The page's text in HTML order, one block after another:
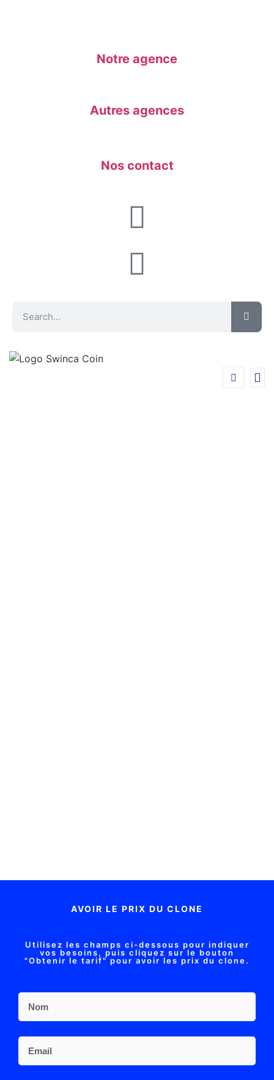
Notre agence
Autres agences
Nos contact
AVOIR LE PRIX DU CLONE
Utilisez les champs ci-dessous pour indiquer
vos besoins, puis cliquez sur le bouton
"Obtenir le tarif" pour avoir les prix du clone.